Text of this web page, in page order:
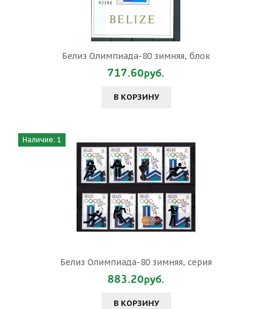
Белиз Олимпиада-80 зимняя, блок
717.60руб.
В КОРЗИНУ
Наличие: 1
Белиз Олимпиада-80 зимняя, серия
883.20руб.
В КОРЗИНУ